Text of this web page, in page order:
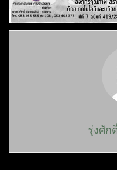
รุ่งศัก